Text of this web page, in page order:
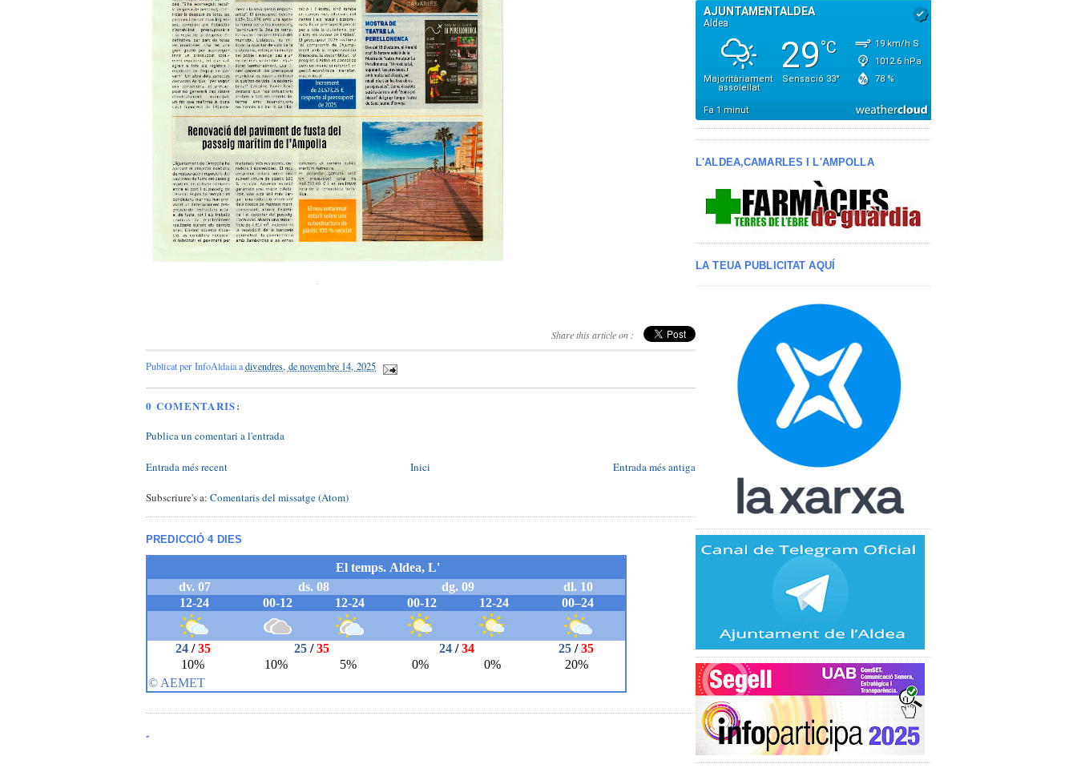
Share this article on :
Publicat per InfoAldaiaadivendres, de novembre 14, 2025
0 COMENTARIS:
Publica un comentari a l'entrada
Entrada més recent Entrada més antiga
Inici
Subscriure's a: Comentaris del missatge (Atom)
PREDICCIÓ 4 DIES
-
L'ALDEA,CAMARLES I L'AMPOLLA
LA TEUA PUBLICITAT AQUÍ